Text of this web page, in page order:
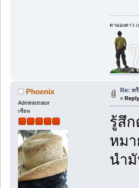
ตามองดาว
Phoenix
Administrator
เซียน
Re: ท
«
รู้สึก
หม
นำ